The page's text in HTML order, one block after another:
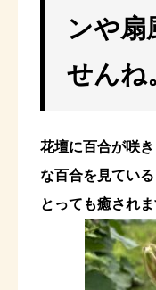
ンや扇
せんね
花壇に百合が咲
な百合を見ている
とっても癒されま